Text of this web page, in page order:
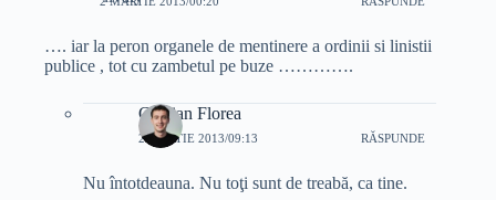
…. iar la peron organele de mentinere a ordinii si linistii
publice , tot cu zambetul pe buze ………….
Cristian Florea
2 MARTIE 2013/09:13 RĂSPUNDE
Nu întotdeauna. Nu toţi sunt de treabă, ca tine.